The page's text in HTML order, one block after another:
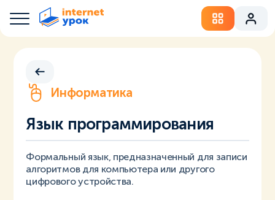
Информатика
Язык программирования
Формальный язык, предназначенный для записи
алгоритмов для компьютера или другого
цифрового устройства.